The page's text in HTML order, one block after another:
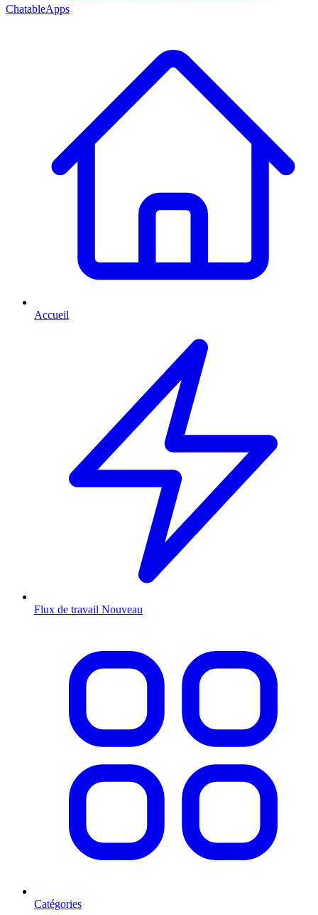
ChatableApps
Accueil
Flux de travail Nouveau
Catégories